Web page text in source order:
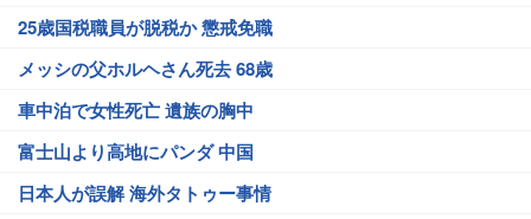
25歳国税職員が脱税か 懲戒免職
メッシの父ホルヘさん死去 68歳
車中泊で女性死亡 遺族の胸中
富士山より高地にパンダ 中国
日本人が誤解 海外タトゥー事情